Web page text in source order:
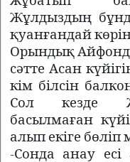
Жұлдыздың
қуанғандай
Орындық
сәтте Асан
кім білсін
Сол кезде
басылмаған
алып екіге
-Сонда анау